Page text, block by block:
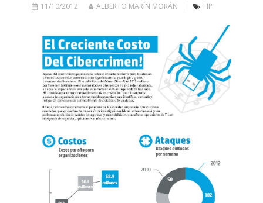
11/10/2012 ALBERTO MARÍN MORÁN HP